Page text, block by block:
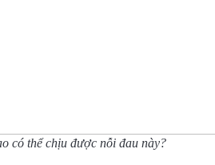
có thể chịu được nỗi đau này?